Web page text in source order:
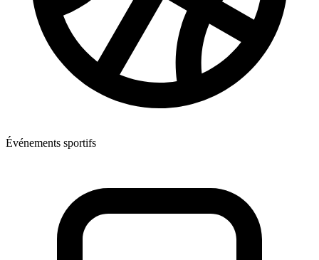
Événements sportifs